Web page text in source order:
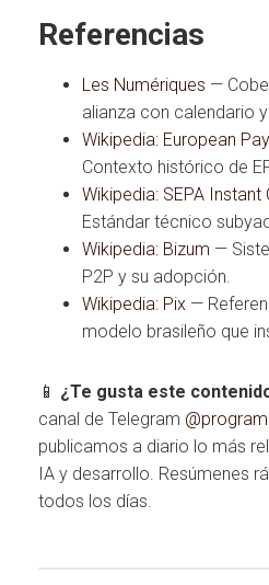
Referencias
Les Numériques —
alianza con calendario y
Wikipedia: European
Contexto histórico de
Wikipedia: SEPA Instant
Estándar técnico
Wikipedia: Bizum —
P2P y su adopción.
Wikipedia: Pix —
modelo brasileño que
📱 ¿Te gusta este
canal de Telegram
publicamos a diario lo más
IA y desarrollo. Resúmenes
todos los días.